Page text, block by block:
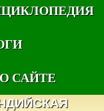
О САЙТЕ